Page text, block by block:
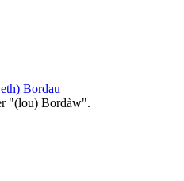
Bordau
"(lou) Bordàw".